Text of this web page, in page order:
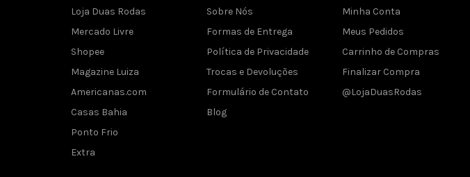
Loja Duas Rodas
Mercado Livre
Shopee
Magazine Luiza
Americanas.com
Casas Bahia
Ponto Frio
Extra
Sobre Nós
Formas de Entrega
Política de Privacidade
Trocas e Devoluções
Formulário de Contato
Blog
Minha Conta
Meus Pedidos
Carrinho de Compras
Finalizar Compra
@LojaDuasRodas